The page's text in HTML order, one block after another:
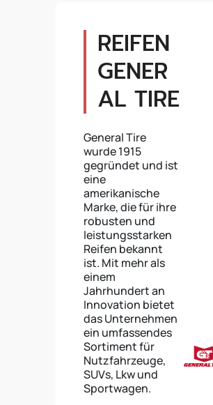
REIFEN
GENER
AL TIRE
General Tire
wurde 1915
gegründet und ist
eine
amerikanische
Marke, die für ihre
robusten und
leistungsstarken
Reifen bekannt
ist. Mit mehr als
einem
Jahrhundert an
Innovation bietet
das Unternehmen
ein umfassendes
Sortiment für
Nutzfahrzeuge,
SUVs, Lkw und
Sportwagen.